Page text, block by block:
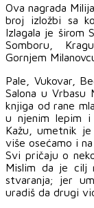
Ova nagrada
broj izložbi sa
Izlagala je širom
Somboru,
Gornjem
Pale, Vukovar,
Salona u Vrbasu
knjiga od rane
u njenim lepim i
Kažu, umetnik
više osećamo i
Svi pričaju o
Mislim da je cilj
stvaranja; jer
uradiš da drugi